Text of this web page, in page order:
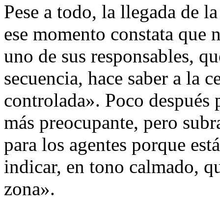
Pese a todo, la llegada de
ese momento constata que
uno de sus responsables,
secuencia, hace saber a la
controlada». Poco después
más preocupante, pero
para los agentes porque
indicar, en tono calmado,
zona».